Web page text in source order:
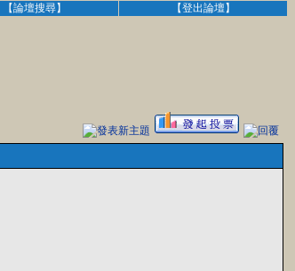
【論壇搜尋】 【登出論壇】